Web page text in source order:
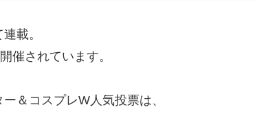
載。
催されています。
＆コスプレW人気投票は、